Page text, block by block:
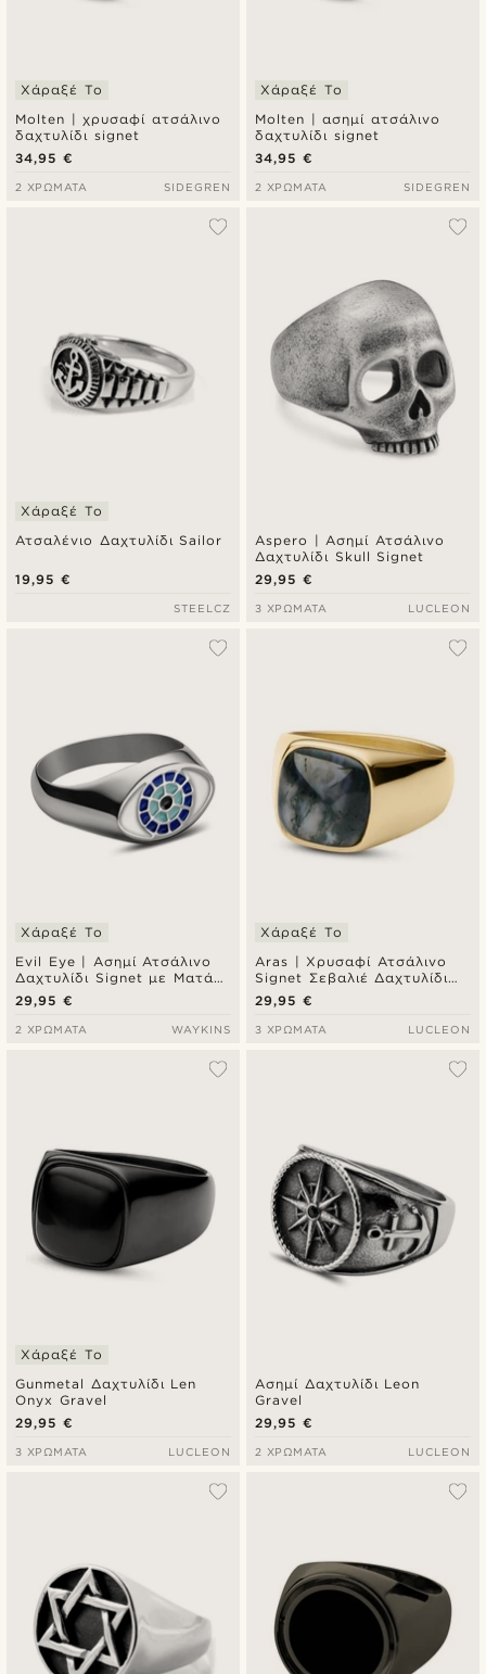
Molten | χρυσαφί ατσάλινο
δαχτυλίδι signet
Χάραξέ Το
34,95 €
2 ΧΡΏΜΑΤΑ SIDEGREN
Molten | ασημί ατσάλινο
δαχτυλίδι signet
Χάραξέ Το
34,95 €
2 ΧΡΏΜΑΤΑ SIDEGREN
Ατσαλένιο Δαχτυλίδι Sailor
Χάραξέ Το
19,95 €
STEELCZ
Aspero | Ασημί Ατσάλινο
Δαχτυλίδι Skull Signet
29,95 €
3 ΧΡΏΜΑΤΑ LUCLEON
Evil Eye | Ασημί Ατσάλινο
Δαχτυλίδι Signet με Ματάκι
από Σμάλτο
Χάραξέ Το
29,95 €
2 ΧΡΏΜΑΤΑ WAYKINS
Aras | Χρυσαφί Ατσάλινο
Signet Σεβαλιέ Δαχτυλίδι
με Βρυώδη Αχάτη για Μικρό
Δάχτυλο
Χάραξέ Το
29,95 €
3 ΧΡΏΜΑΤΑ LUCLEON
Gunmetal Δαχτυλίδι Len
Onyx Gravel
Χάραξέ Το
29,95 €
3 ΧΡΏΜΑΤΑ LUCLEON
Ασημί Δαχτυλίδι Leon
Gravel
29,95 €
2 ΧΡΏΜΑΤΑ LUCLEON